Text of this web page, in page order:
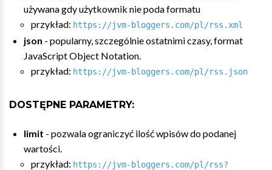
używana gdy użytkownik nie poda formatu
przykład: https://jvm-bloggers.com/pl/rss.xml
json - popularny, szczególnie ostatnimi czasy, format
JavaScript Object Notation.
przykład: https://jvm-bloggers.com/pl/rss.json
DOSTĘPNE PARAMETRY:
limit - pozwala ograniczyć ilość wpisów do podanej
wartości.
przykład: https://jvm-bloggers.com/pl/rss?